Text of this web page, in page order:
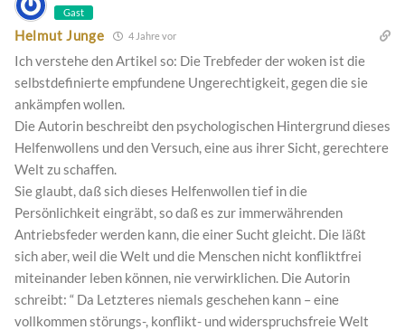
Gast
Helmut Junge 4 Jahre vor
Ich verstehe den Artikel so: Die Trebfeder der woken ist die
selbstdefinierte empfundene Ungerechtigkeit, gegen die sie
ankämpfen wollen.
Die Autorin beschreibt den psychologischen Hintergrund dieses
Helfenwollens und den Versuch, eine aus ihrer Sicht, gerechtere
Welt zu schaffen.
Sie glaubt, daß sich dieses Helfenwollen tief in die
Persönlichkeit eingräbt, so daß es zur immerwährenden
Antriebsfeder werden kann, die einer Sucht gleicht. Die läßt
sich aber, weil die Welt und die Menschen nicht konfliktfrei
miteinander leben können, nie verwirklichen. Die Autorin
schreibt: “ Da Letzteres niemals geschehen kann – eine
vollkommen störungs-, konflikt- und widerspruchsfreie Welt